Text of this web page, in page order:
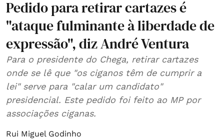
Pedido para retirar cartazes é
"ataque fulminante à liberdade de
expressão", diz André Ventura
Para o presidente do Chega, retirar cartazes
onde se lê que "os ciganos têm de cumprir a
lei" serve para "calar um candidato"
presidencial. Este pedido foi feito ao MP por
associações ciganas.
Rui Miguel Godinho